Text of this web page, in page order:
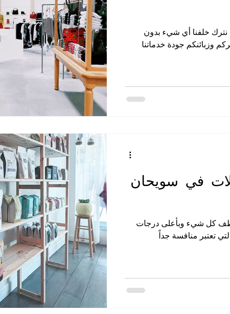
نترك خلفنا أي شيء بدون
وزبائنكم جودة خدماتنا
في سويحان
ننظف كل شيء وبأعلى درجات
تعتبر منافسة جداً